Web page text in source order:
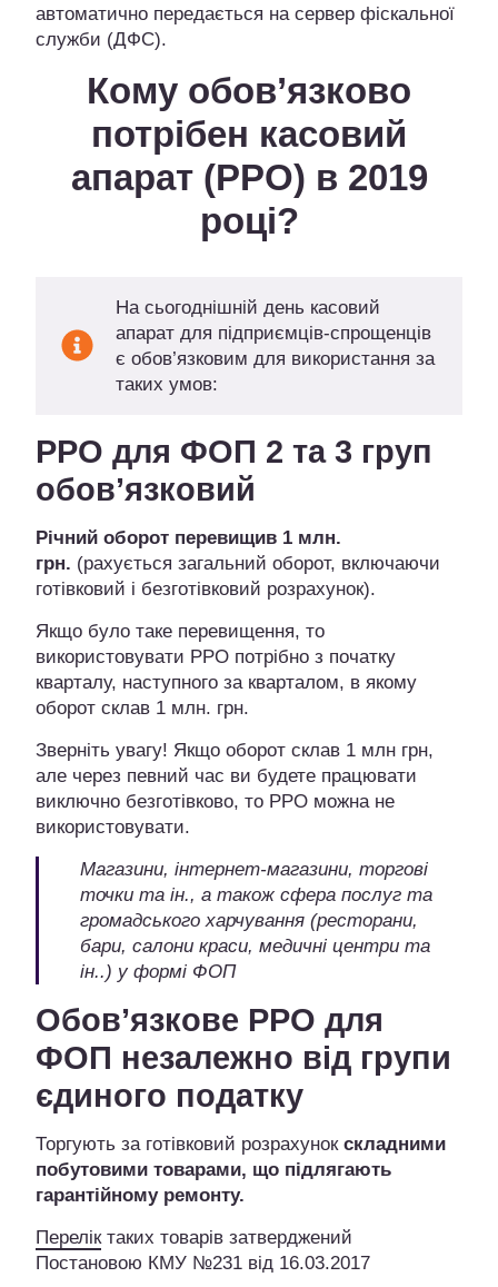
автоматично передається на сервер фіскальної
служби (ДФС).
Кому обов’язково
потрібен касовий
апарат (РРО) в 2019
році?
На сьогоднішній день касовий
апарат для підприємців-спрощенців
є обов’язковим для використання за
таких умов:
РРО для ФОП 2 та 3 груп
обов’язковий
Річний оборот перевищив 1 млн.
грн. (рахується загальний оборот, включаючи
готівковий і безготівковий розрахунок).
Якщо було таке перевищення, то
використовувати РРО потрібно з початку
кварталу, наступного за кварталом, в якому
оборот склав 1 млн. грн.
Зверніть увагу! Якщо оборот склав 1 млн грн,
але через певний час ви будете працювати
виключно безготівково, то РРО можна не
використовувати.
Магазини, інтернет-магазини, торгові
точки та ін., а також сфера послуг та
громадського харчування (ресторани,
бари, салони краси, медичні центри та
ін..) у формі ФОП
Обов’язкове РРО для
ФОП незалежно від групи
єдиного податку
Торгують за готівковий розрахунокскладними
побутовими товарами, що підлягають
гарантійному ремонту.
Переліктаких товарів затверджений
Постановою КМУ №231 від 16.03.2017